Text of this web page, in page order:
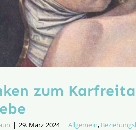
zum
| 29. März 2024 | Allgemein,